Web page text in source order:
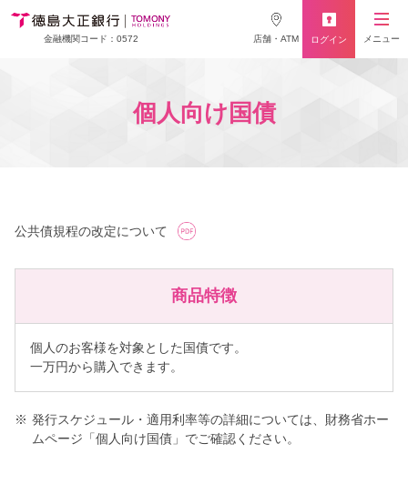
金融機関コード：0572 店舗・ATM ログイン メニュー
個人向け国債
公共債規程の改定について
商品特徴
個人のお客様を対象とした国債です。
一万円から購入できます。
※ 発行スケジュール・適用利率等の詳細については、財務省ホー
ムページ「個人向け国債」でご確認ください。